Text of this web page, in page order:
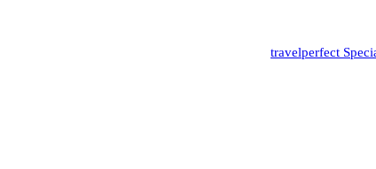
travelperfect